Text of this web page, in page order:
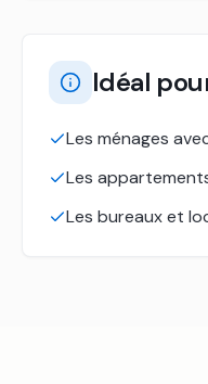
Idéal
Les ménages
Les
Les bureaux et